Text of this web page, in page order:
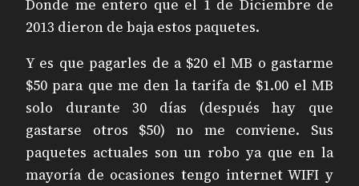
Donde me entero que el 1 de Diciembre de
2013 dieron de baja estos paquetes.
Y es que pagarles de a $20 el MB o gastarme
$50 para que me den la tarifa de $1.00 el MB
solo durante 30 días (después hay que
gastarse otros $50) no me conviene. Sus
paquetes actuales son un robo ya que en la
mayoría de ocasiones tengo internet WIFI y